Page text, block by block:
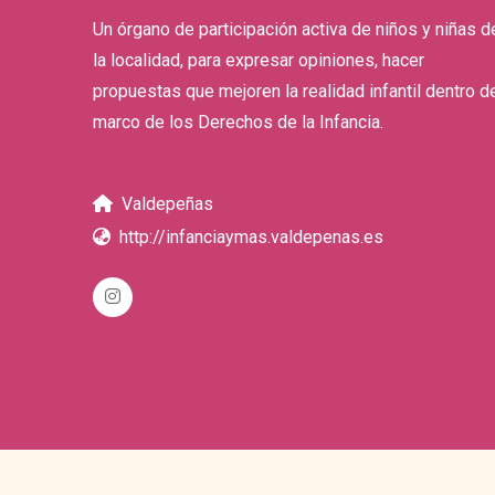
Un órgano de participación activa de niños y niñas
la localidad, para expresar opiniones, hacer
propuestas que mejoren la realidad infantil dentro
marco de los Derechos de la Infancia.
Valdepeñas
http://infanciaymas.valdepenas.es